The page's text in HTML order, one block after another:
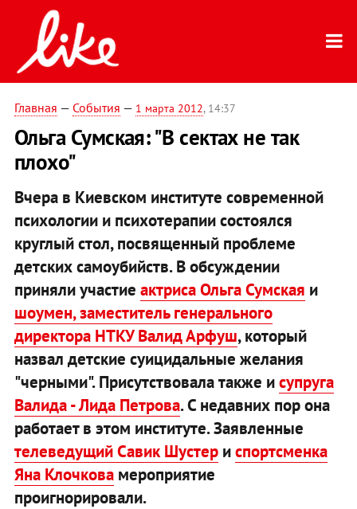
Главная — События — 1 марта 2012, 14:37
Ольга Сумская: "В сектах не так
плохо"
Вчера в Киевском институте современной
психологии и психотерапии состоялся
круглый стол, посвященный проблеме
детских самоубийств. В обсуждении
приняли участие актриса Ольга Сумская и
шоумен, заместитель генерального
директора НТКУ Валид Арфуш, который
назвал детские суицидальные желания
"черными". Присутствовала также исупруга
Валида - Лида Петрова. С недавних пор она
работает в этом институте. Заявленные
телеведущий Савик Шустериспортсменка
Яна Клочковамероприятие
проигнорировали.